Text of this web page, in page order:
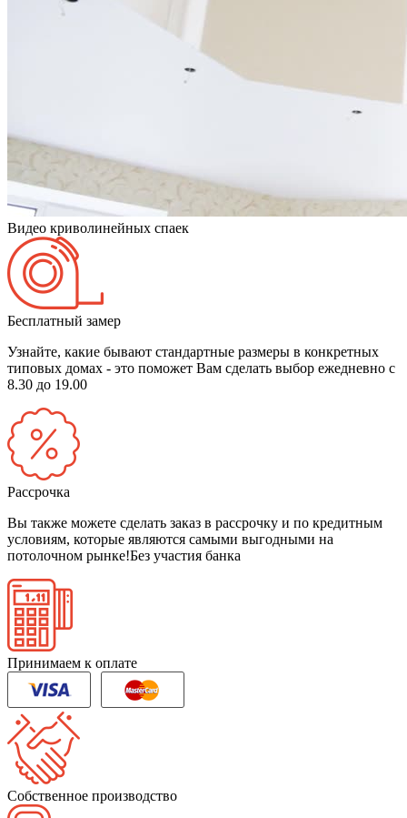
Видео криволинейных спаек
Бесплатный замер
Узнайте, какие бывают стандартные размеры в конкретных
типовых домах - это поможет Вам сделать выбор ежедневно с
8.30 до 19.00
Рассрочка
Вы также можете сделать заказ в рассрочку и по кредитным
условиям, которые являются самыми выгодными на
потолочном рынке!Без участия банка
Принимаем к оплате
Собственное производство